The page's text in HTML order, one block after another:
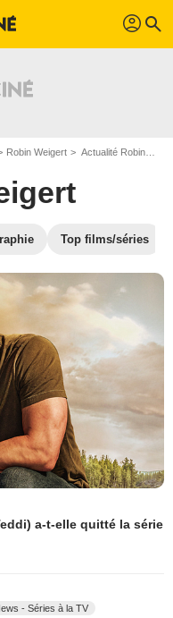
profil search
Robin Weigert Actualité Robin Weigert
Top films/séries
a-t-elle quitté la série
- Séries à la TV